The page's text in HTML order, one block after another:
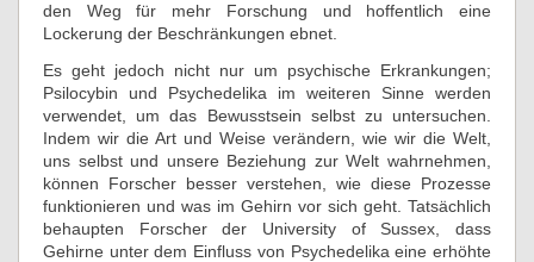
den Weg für mehr Forschung und hoffentlich eine
Lockerung der Beschränkungen ebnet.
Es geht jedoch nicht nur um psychische Erkrankungen;
Psilocybin und Psychedelika im weiteren Sinne werden
verwendet, um das Bewusstsein selbst zu untersuchen.
Indem wir die Art und Weise verändern, wie wir die Welt,
uns selbst und unsere Beziehung zur Welt wahrnehmen,
können Forscher besser verstehen, wie diese Prozesse
funktionieren und was im Gehirn vor sich geht. Tatsächlich
behaupten Forscher der University of Sussex, dass
Gehirne unter dem Einfluss von Psychedelika eine erhöhte